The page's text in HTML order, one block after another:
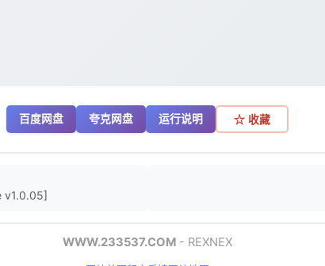
百度网盘 夸克网盘 运行说明 ☆ 收藏
v1.0.05]
WWW.233537.COM - REXNEX